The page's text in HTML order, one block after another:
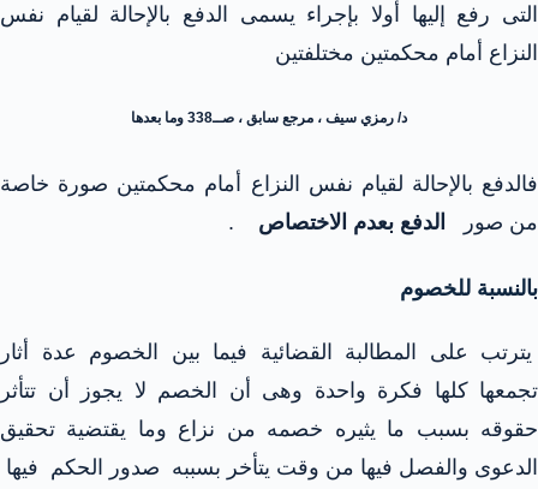
التى رفع إليها أولا بإجراء يسمى الدفع بالإحالة لقيام نفس
النزاع أمام محكمتين مختلفتين
د/ رمزي سيف ، مرجع سابق ، صــ338 وما بعدها
فالدفع بالإحالة لقيام نفس النزاع أمام محكمتين صورة خاصة
من صور
الدفع بعدم الاختصاص .
بالنسبة للخصوم
يترتب على المطالبة القضائية فيما بين الخصوم عدة أثار
تجمعها كلها فكرة واحدة وهى أن الخصم لا يجوز أن تتأثر
حقوقه بسبب ما يثيره خصمه من نزاع وما يقتضية تحقيق
الدعوى والفصل فيها من وقت يتأخر بسببه صدور الحكم فيها